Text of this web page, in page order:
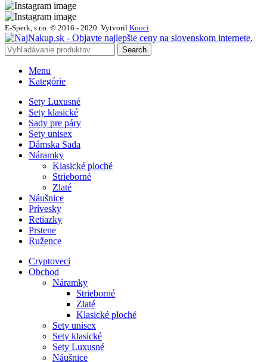
E-Sperk, s.r.o. © 2016 - 2020. Vytvoril Kooci.
Search
Menu
Kategórie
Sety Luxusné
Sety klasické
Sady pre páry
Sety unisex
Dámska Sada
Náramky
Klasické ploché
Strieborné
Zlaté
Náušnice
Prívesky
Retiazky
Prstene
Ružence
Cryptoveci
Obchod
Náramky
Strieborné
Zlaté
Klasické ploché
Sety unisex
Sety klasické
Sety Luxusné
Náušnice